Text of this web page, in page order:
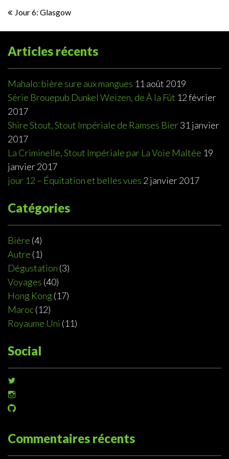
Navigation
de
l’article
Jour 6: Glasgow
Articles récents
Mahalo: bière sure aux mangues 11 août 2019
Série Brouepub Dunkel Weizen, de À la Fût 12 février
2017
Shire Stout, Stout Impériale de Ramses Bier31 janvier
2017
La Criminelle, Stout Impériale par La Voie Maltée 19
janvier 2017
jour 12 – Équitation et belles vues 2 janvier 2017
Catégories
Bière (4)
Autre (1)
Dégustation (3)
Voyages (40)
Hong Kong (17)
Maroc(12)
Royaume Uni (11)
Social
de
@sophiedeziel
profil
sur
Instagram
Voir
de
@sophiedeziel
GitHub
Commentaires récents